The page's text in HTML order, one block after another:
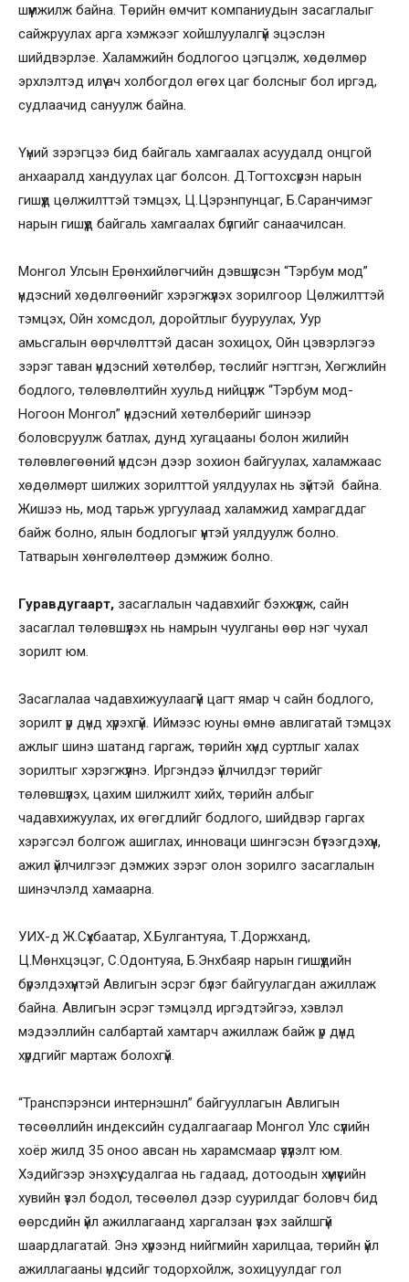
шүүмжилж байна. Төрийн өмчит компаниудын засаглалыг
сайжруулах арга хэмжээг хойшлуулалгүй эцэслэн
шийдвэрлэе. Халамжийн бодлогоо цэгцэлж, хөдөлмөр
эрхлэлтэд илүү ач холбогдол өгөх цаг болсныг бол иргэд,
судлаачид сануулж байна.
Үүний зэрэгцээ бид байгаль хамгаалах асуудалд онцгой
анхааралд хандуулах цаг болсон. Д.Тогтохсүрэн нарын
гишүүд цөлжилттэй тэмцэх, Ц.Цэрэнпунцаг, Б.Саранчимэг
нарын гишүүд байгаль хамгаалах бүлгийг санаачилсан.
Монгол Улсын Ерөнхийлөгчийн дэвшүүлсэн “Тэрбум мод”
үндэсний хөдөлгөөнийг хэрэгжүүлэх зорилгоор Цөлжилттэй
тэмцэх, Ойн хомсдол, доройтлыг бууруулах, Уур
амьсгалын өөрчлөлттэй дасан зохицох, Ойн цэвэрлэгээ
зэрэг таван үндэсний хөтөлбөр, төслийг нэгтгэн, Хөгжлийн
бодлого, төлөвлөлтийн хуульд нийцүүлж “Тэрбум мод-
Ногоон Монгол” үндэсний хөтөлбөрийг шинээр
боловсруулж батлах, дунд хугацааны болон жилийн
төлөвлөгөөний үндсэн дээр зохион байгуулах, халамжаас
хөдөлмөрт шилжих зорилттой уялдуулах нь зүйтэй байна.
Жишээ нь, мод тарьж ургуулаад халамжид хамрагддаг
байж болно, ялын бодлогыг үүнтэй уялдуулж болно.
Татварын хөнгөлөлтөөр дэмжиж болно.
Гуравдугаарт, засаглалын чадавхийг бэхжүүлж, сайн
засаглал төлөвшүүлэх нь намрын чуулганы өөр нэг чухал
зорилт юм.
Засаглалаа чадавхижуулаагүй цагт ямар ч сайн бодлого,
зорилт үр дүнд хүрэхгүй. Иймээс юуны өмнө авлигатай тэмцэх
ажлыг шинэ шатанд гаргаж, төрийн хүнд суртлыг халах
зорилтыг хэрэгжүүлнэ. Иргэндээ үйлчилдэг төрийг
төлөвшүүлэх, цахим шилжилт хийх, төрийн албыг
чадавхижуулах, их өгөгдлийг бодлого, шийдвэр гаргах
хэрэгсэл болгож ашиглах, инноваци шингэсэн бүтээгдэхүүн,
ажил үйлчилгээг дэмжих зэрэг олон зорилго засаглалын
шинэчлэлд хамаарна.
УИХ-д Ж.Сүхбаатар, Х.Булгантуяа, Т.Доржханд,
Ц.Мөнхцэцэг, С.Одонтуяа, Б.Энхбаяр нарын гишүүдийн
бүрэлдэхүүнтэй Авлигын эсрэг бүлэг байгуулагдан ажиллаж
байна. Авлигын эсрэг тэмцэлд иргэдтэйгээ, хэвлэл
мэдээллийн салбартай хамтарч ажиллаж байж үр дүнд
хүрдгийг мартаж болохгүй.
“Транспэрэнси интернэшнл” байгууллагын Авлигын
төсөөллийн индексийн судалгаагаар Монгол Улс сүүлийн
хоёр жилд 35 оноо авсан нь харамсмаар үзүүлэлт юм.
Хэдийгээр энэхүү судалгаа нь гадаад, дотоодын хүмүүсийн
хувийн үзэл бодол, төсөөлөл дээр суурилдаг боловч бид
өөрсдийн үйл ажиллагаанд харгалзан үзэх зайлшгүй
шаардлагатай. Энэ хүрээнд нийгмийн харилцаа, төрийн үйл
ажиллагааны үндсийг тодорхойлж, зохицуулдаг гол